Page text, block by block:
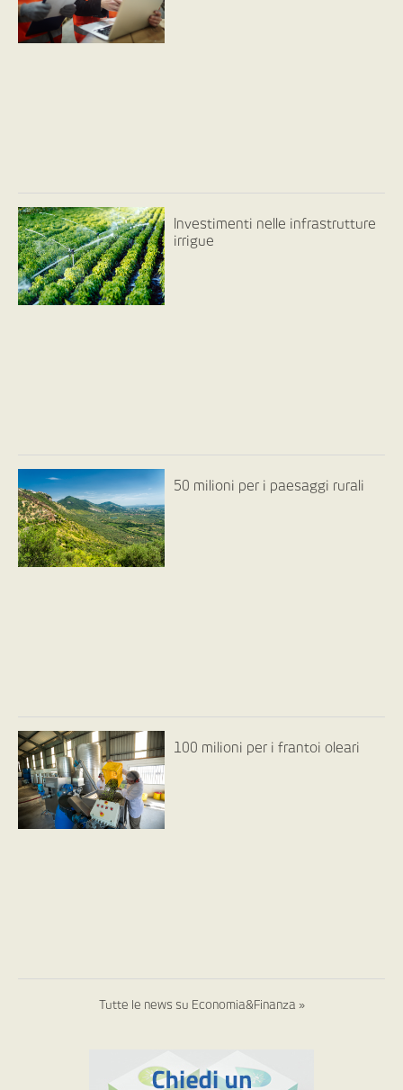
Investimenti nelle infrastrutture
irrigue
50 milioni per i paesaggi rurali
100 milioni per i frantoi oleari
Tutte le news su Economia&Finanza »